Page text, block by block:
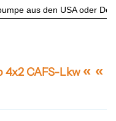
aus den USA oder
4x2 CAFS-Lkw « «